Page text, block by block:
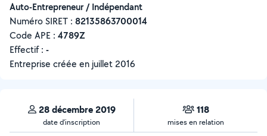
Auto-Entrepreneur / Indépendant
Numéro SIRET : ‍82135863700014
Code APE : 4789Z
Effectif : -
Entreprise créée en juillet 2016
28 décembre 2019
date d’inscription
118
mises en relation